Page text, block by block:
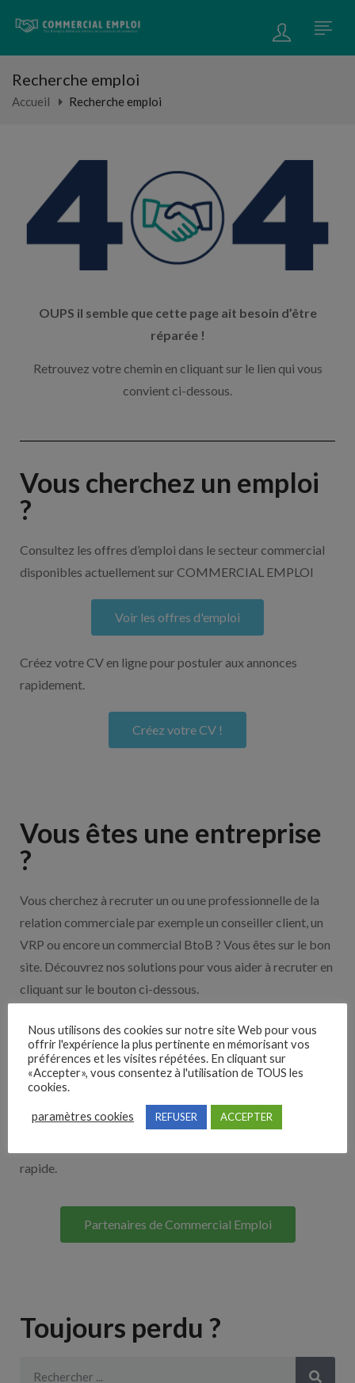
Recherche emploi
Accueil Recherche emploi
OUPS il semble que cette page ait besoin d’être
réparée !
Retrouvez votre chemin en cliquant sur le lien qui vous
convient ci-dessous.
Vous cherchez un emploi
?
Consultez les offres d’emploi dans le secteur commercial
disponibles actuellement sur COMMERCIAL EMPLOI
Voir les offres d'emploi
Créez votre CV en ligne pour postuler aux annonces
rapidement.
Créez votre CV !
Vous êtes une entreprise
?
Vous cherchez à recruter un ou une professionnelle de la
relation commerciale par exemple un conseiller client, un
VRP ou encore un commercial BtoB ? Vous êtes sur le bon
site. Découvrez nos solutions pour vous aider à recruter en
cliquant sur le bouton ci-dessous.
Nos solutions entreprises
Découvrez nos partenaires ! Moteurs de recherches,
multidiffuseurs, sites payant… nombreux sont nos
partenaires. Si vous travaillez avec un ATS nous avons
rapide.
Partenaires de Commercial Emploi
Toujours perdu ?
Nous utilisons des cookies sur notre site Web pour vous
offrir l'expérience la plus pertinente en mémorisant vos
préférences et les visites répétées. En cliquant sur
«Accepter», vous consentez à l'utilisation de TOUS les
cookies.
paramètres cookies REFUSER ACCEPTER